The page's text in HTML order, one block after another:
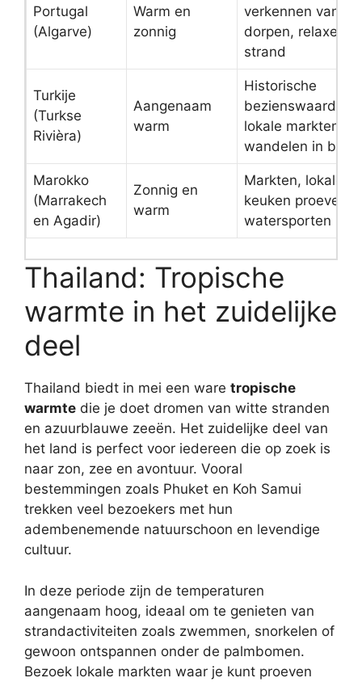
Portugal
(Algarve)
Warm en
zonnig
verkennen van
dorpen, relaxen
strand
Turkije
(Turkse
Rivièra)
Aangenaam
warm
Historische
lokale markten,
wandelen in
Marokko
(Marrakech
en Agadir)
Zonnig en
warm
Markten, lokale
keuken proeven,
watersporten
Thailand: Tropische
warmte in het zuidelijke
deel
Thailand biedt in mei een ware tropische
warmte die je doet dromen van witte stranden
en azuurblauwe zeeën. Het zuidelijke deel van
het land is perfect voor iedereen die op zoek is
naar zon, zee en avontuur. Vooral
bestemmingen zoals Phuket en Koh Samui
trekken veel bezoekers met hun
adembenemende natuurschoon en levendige
cultuur.
In deze periode zijn de temperaturen
aangenaam hoog, ideaal om te genieten van
strandactiviteiten zoals zwemmen, snorkelen of
gewoon ontspannen onder de palmbomen.
Bezoek lokale markten waar je kunt proeven